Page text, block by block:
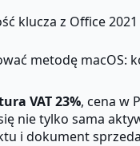
klucza z Office
metodę macOS:
VAT 23%, cena w
nie tylko sama
i dokument